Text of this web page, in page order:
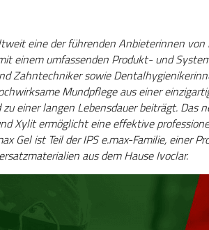
eine der führenden Anbieterinnen
einem umfassenden Produkt- und
Zahntechniker sowie
Mundpflege aus einer
einer langen Lebensdauer beiträgt. Das
Xylit ermöglicht eine effektive
Gel ist Teil der IPS e.max-Familie, einer
aus dem Hause Ivoclar.